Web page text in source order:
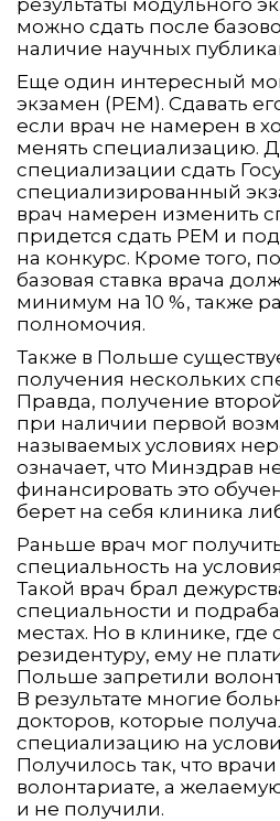
можно сдать после
наличие научных
Еще один интересный
экзамен (PEM). Сдавать
если врач не намерен в
менять специализацию.
специализации сдать
специализированный
врач намерен изменить
придется сдать PEM и
на конкурс. Кроме того,
базовая ставка врача
минимум на 10 %, также
полномочия.
Также в Польше
получения нескольких
Правда, получение
при наличии первой
называемых условиях
означает, что Минздрав
финансировать это
берет на себя клиника
Раньше врач мог
специальность на
Такой врач брал
специальности и
местах. Но в клинике,
резидентуру, ему не
Польше запретили
В результате многие
докторов, которые
специализацию на
Получилось так, что
волонтариате, а
и не получили.